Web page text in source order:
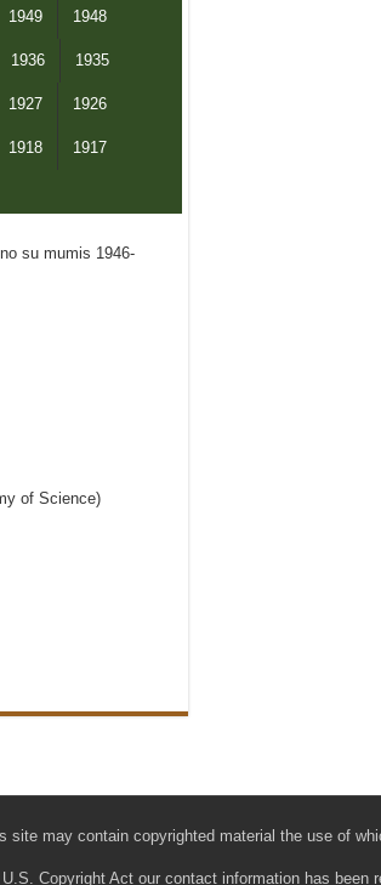
1949 1948
1936 1935
1927 1926
1918 1917
su mumis 1946-
of Science)
may contain copyrighted material the use of
Copyright Act our contact information has been